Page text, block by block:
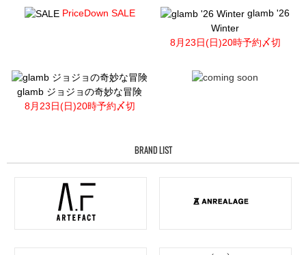
PriceDown SALE
glamb '26
Winter
8月23日(日)20時予約〆切
glamb ジョジョの奇妙な冒険
8月23日(日)20時予約〆切
BRAND LIST